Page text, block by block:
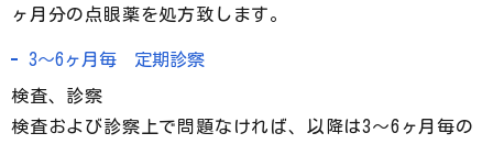
ヶ月分の点眼薬を処方致します。
3～6ヶ月毎 定期診察
検査、診察
検査および診察上で問題なければ、以降は3～6ヶ月毎の